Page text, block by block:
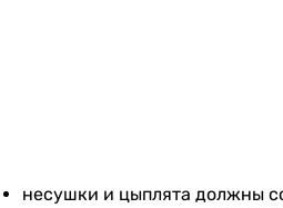
несушки и цыплята должны